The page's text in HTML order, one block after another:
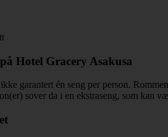
Hotel Gracery Asakusa
garantert én seng per person.
sover da i en ekstraseng, som kan